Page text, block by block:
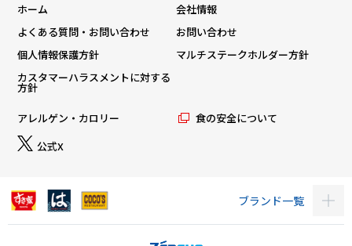
ホーム
会社情報
よくある質問・お問い合わせ
お問い合わせ
個人情報保護方針
マルチステークホルダー方針
カスタマーハラスメントに対する
方針
アレルゲン・カロリー
食の安全について
公式X
ブランド一覧